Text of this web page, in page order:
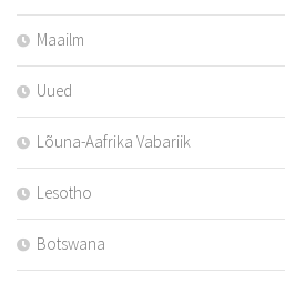
Maailm
Uued
Lõuna-Aafrika Vabariik
Lesotho
Botswana